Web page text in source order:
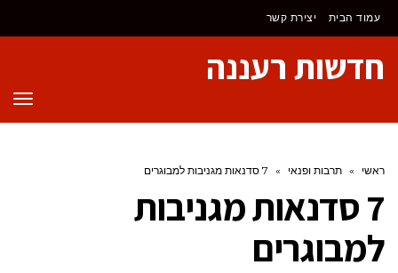
לתוכן
עמוד הבית יצירת קשר
חדשות רעננה
ראשי » תרבות ופנאי » 7 סדנאות מגניבות למבוגרים
7 סדנאות מגניבות
למבוגרים